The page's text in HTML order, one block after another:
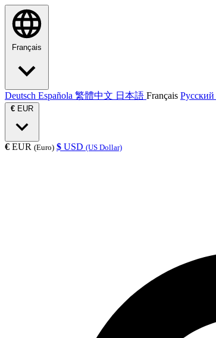
Français
Deutsch Española 繁體中文 日本語 Français Русский
€ EUR
€ EUR (Euro) $ USD (US Dollar)